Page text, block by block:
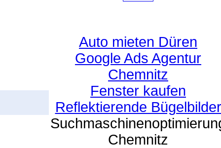
Auto mieten Düren
Google Ads Agentur
Chemnitz
Fenster kaufen
Reflektierende Bügelbilder
Chemnitz